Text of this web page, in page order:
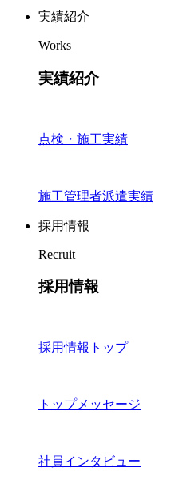
実績紹介
Works
実績紹介
点検・施工実績
施工管理者派遣実績
採用情報
Recruit
採用情報
採用情報トップ
トップメッセージ
社員インタビュー